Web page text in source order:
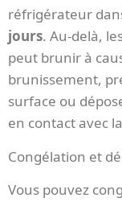
réfrigérateur
jours. Au-delà,
peut brunir à
brunissement,
surface ou
en contact avec
Congélation et
Vous pouvez